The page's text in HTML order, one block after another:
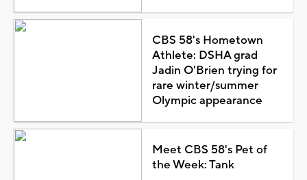
CBS 58's Hometown
Athlete: DSHA grad
Jadin O'Brien trying for
rare winter/summer
Olympic appearance
Meet CBS 58's Pet of
the Week: Tank